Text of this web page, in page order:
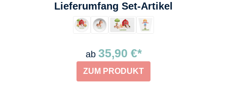
Lieferumfang Set-Artikel
ab 35,90 €*
ZUM PRODUKT